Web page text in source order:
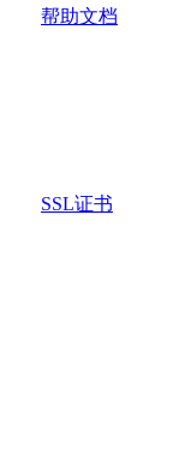
帮助文档
SSL证书